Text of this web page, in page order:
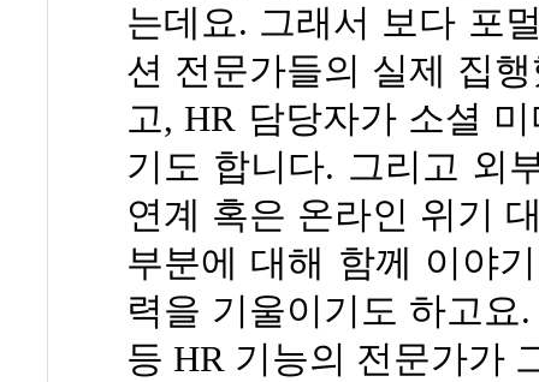
는데요. 그래서 보다 포
션 전문가들의 실제 집
고, HR 담당자가 소셜
기도 합니다. 그리고 외
연계 혹은 온라인 위기
부분에 대해 함께 이야
력을 기울이기도 하고요
등 HR 기능의 전문가가